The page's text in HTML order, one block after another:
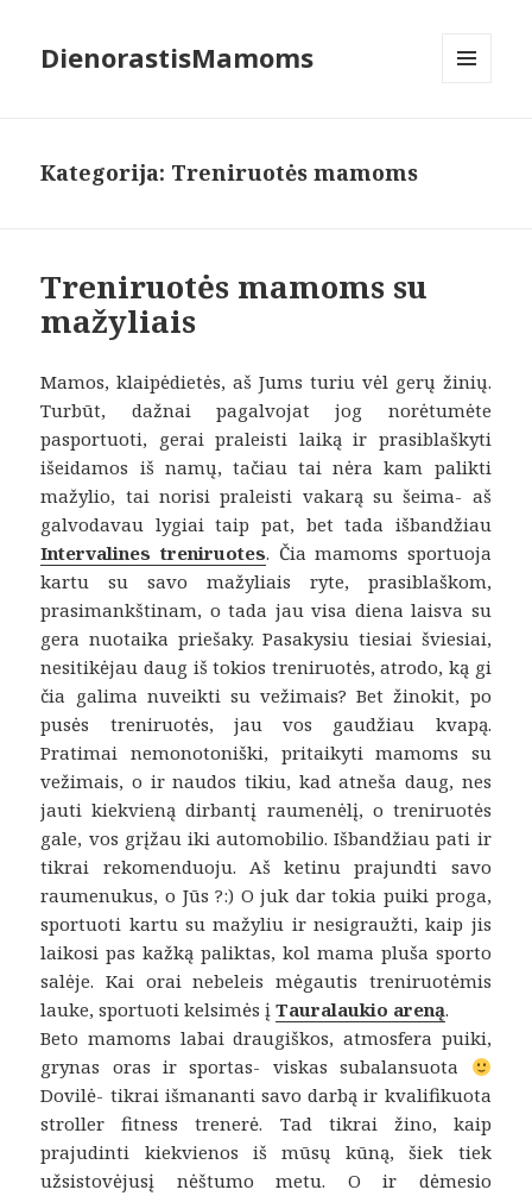
DienorastisMamoms
Kategorija: Treniruotės mamoms
Treniruotės mamoms su
mažyliais
Mamos, klaipėdietės, aš Jums turiu vėl gerų žinių.
Turbūt, dažnai pagalvojat jog norėtumėte
pasportuoti, gerai praleisti laiką ir prasiblaškyti
išeidamos iš namų, tačiau tai nėra kam palikti
mažylio, tai norisi praleisti vakarą su šeima- aš
galvodavau lygiai taip pat, bet tada išbandžiau
Intervalines treniruotes. Čia mamoms sportuoja
kartu su savo mažyliais ryte, prasiblaškom,
prasimankštinam, o tada jau visa diena laisva su
gera nuotaika priešaky. Pasakysiu tiesiai šviesiai,
nesitikėjau daug iš tokios treniruotės, atrodo, ką gi
čia galima nuveikti su vežimais? Bet žinokit, po
pusės treniruotės, jau vos gaudžiau kvapą.
Pratimai nemonotoniški, pritaikyti mamoms su
vežimais, o ir naudos tikiu, kad atneša daug, nes
jauti kiekvieną dirbantį raumenėlį, o treniruotės
gale, vos grįžau iki automobilio. Išbandžiau pati ir
tikrai rekomenduoju. Aš ketinu prajundti savo
raumenukus, o Jūs ?:) O juk dar tokia puiki proga,
sportuoti kartu su mažyliu ir nesigraužti, kaip jis
laikosi pas kažką paliktas, kol mama pluša sporto
salėje. Kai orai nebeleis mėgautis treniruotėmis
lauke, sportuoti kelsimės įTauralaukio areną.
Beto mamoms labai draugiškos, atmosfera puiki,
grynas oras ir sportas- viskas subalansuota
Dovilė- tikrai išmananti savo darbą ir kvalifikuota
stroller fitness trenerė. Tad tikrai žino, kaip
prajudinti kiekvienos iš mūsų kūną, šiek tiek
užsistovėjusį nėštumo metu. O ir dėmesio